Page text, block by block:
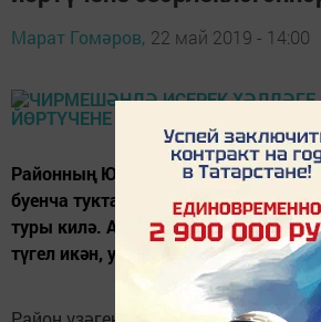
Марат Гомәров, 22 май 2019 - 14:00
Районның ЮХИДИ инспекторларына
буенча туктамаган “Җиделе”
туры килә. Аның йөртүчесенең
түгел икән, ул исерек булып чыга.